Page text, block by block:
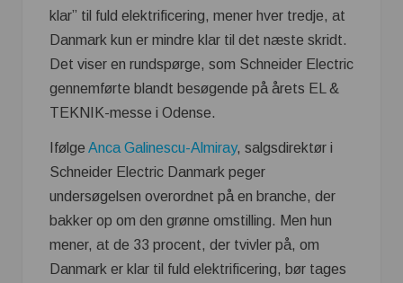
klar” til fuld elektrificering, mener hver tredje, at
Danmark kun er mindre klar til det næste skridt.
Det viser en rundspørge, som Schneider Electric
gennemførte blandt besøgende på årets EL &
TEKNIK-messe i Odense.
Ifølge Anca Galinescu-Almiray, salgsdirektør i
Schneider Electric Danmark peger
undersøgelsen overordnet på en branche, der
bakker op om den grønne omstilling. Men hun
mener, at de 33 procent, der tvivler på, om
Danmark er klar til fuld elektrificering, bør tages